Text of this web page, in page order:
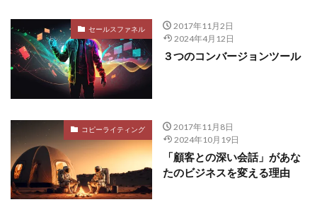
セールスファネル
2017年11月2日
2024年4月12日
３つのコンバージョンツール
コピーライティング
2017年11月8日
2024年10月19日
「顧客との深い会話」があな
たのビジネスを変える理由